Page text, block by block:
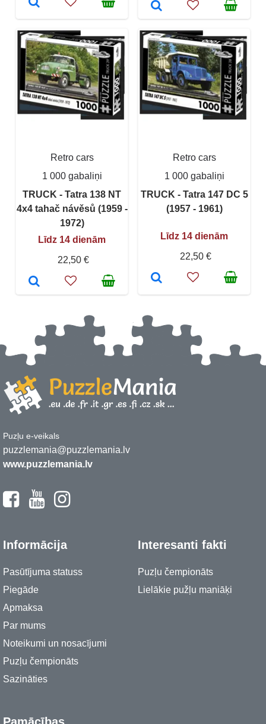
Retro cars
1 000 gabaliņi
TRUCK - Tatra 138 NT
4x4 tahač návěsů (1959 -
1972)
Līdz 14 dienām
22,50 €
Retro cars
1 000 gabaliņi
TRUCK - Tatra 147 DC 5
(1957 - 1961)
Līdz 14 dienām
22,50 €
Puzļu e-veikals
puzzlemania@puzzlemania.lv
www.puzzlemania.lv
Informācija
Pasūtījuma statuss
Piegāde
Apmaksa
Par mums
Noteikumi un nosacījumi
Puzļu čempionāts
Sazināties
Interesanti fakti
Puzļu čempionāts
Lielākie pužļu maniāķi